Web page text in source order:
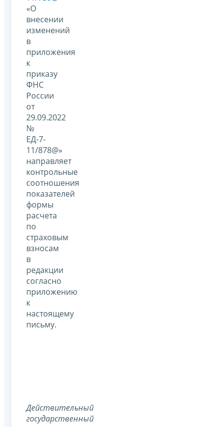
«О
внесении
изменений
в
приложения
к
приказу
ФНС
России
от
29.09.2022
№
ЕД-7-
11/878@»
направляет
контрольные
соотношения
показателей
формы
расчета
по
страховым
взносам
в
редакции
согласно
приложению
к
настоящему
письму.
Действительный
государственный